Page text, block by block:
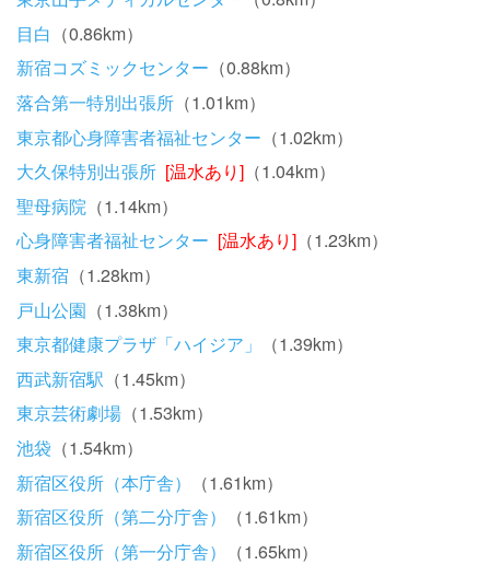
目白 （0.86km）
新宿コズミックセンター （0.88km）
落合第一特別出張所 （1.01km）
東京都心身障害者福祉センター （1.02km）
大久保特別出張所 [温水あり] （1.04km）
聖母病院 （1.14km）
心身障害者福祉センター [温水あり] （1.23km）
東新宿 （1.28km）
戸山公園 （1.38km）
東京都健康プラザ「ハイジア」
（1.39km）
西武新宿駅 （1.45km）
東京芸術劇場 （1.53km）
池袋 （1.54km）
新宿区役所（本庁舎）
（1.61km）
新宿区役所（第二分庁舎）
（1.61km）
新宿区役所（第一分庁舎）
（1.65km）